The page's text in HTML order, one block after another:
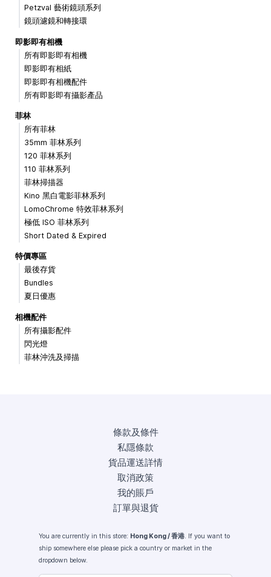
Petzval 藝術鏡頭系列
鏡頭濾鏡和轉接環
即影即有相機
所有即影即有相機
即影即有相紙
即影即有相機配件
所有即影即有攝影產品
菲林
所有菲林
35mm 菲林系列
120 菲林系列
110 菲林系列
菲林掃描器
Kino 黑白電影菲林系列
LomoChrome 特效菲林系列
極低 ISO 菲林系列
Short Dated & Expired
特價專區
最後存貨
Bundles
夏日優惠
相機配件
所有攝影配件
閃光燈
菲林沖洗及掃描
條款及條件
私隱條款
貨品運送詳情
取消政策
我的賬戶
訂單與退貨
You are currently in this store: Hong Kong / 香港. If you want to
ship somewhere else please pick a country or market in the
dropdown below.